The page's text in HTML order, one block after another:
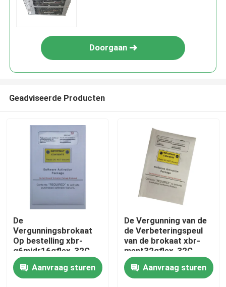
Huis
Producten
Ongeveer ons
Doorgaan
Geadviseerde Producten
De
Vergunningsbrokaat
Op bestelling xbr-
g6midr16qflex-32G
van de 16 QSFP-
Havenspeul
Aanvraag sturen
De Vergunning van de
de Verbeteringspeul
van de brokaat xbr-
ment32qflex-32G
QSFP Haven met
Actieve 8x32G SWL
QSFP
Aanvraag sturen